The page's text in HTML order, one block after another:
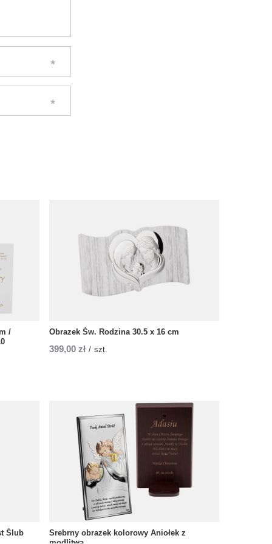
/
Obrazek Św. Rodzina 30.5 x 16 cm
399,00 zł / szt.
Ślub
Srebrny obrazek kolorowy Aniołek z